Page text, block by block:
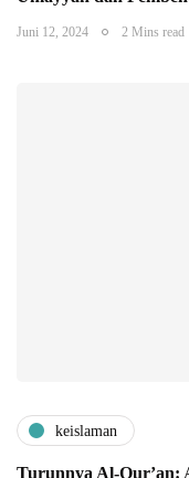
Juni 12, 2024 2 Mins read
keislaman
Turunnya Al-Qur’an: